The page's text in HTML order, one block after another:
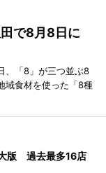
で8月8日に
、「8」が三つ並ぶ8
域食材を使った「8種
版 過去最多16店